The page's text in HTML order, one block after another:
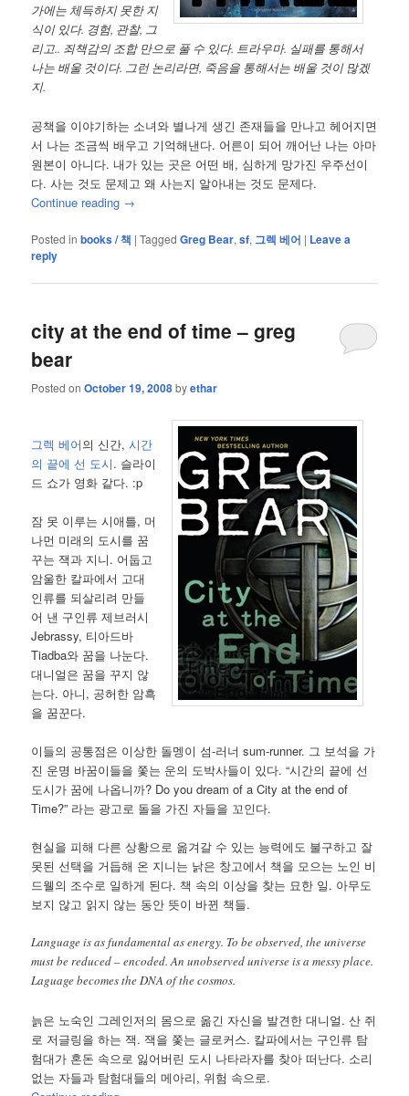
가에는 체득하지 못한 지
식이 있다. 경험, 관찰, 그
리고.. 죄책감의 조합 만으로 풀 수 있다. 트라우마. 실패를 통해서
나는 배울 것이다. 그런 논리라면, 죽음을 통해서는 배울 것이 많겠
지.
공책을 이야기하는 소녀와 별나게 생긴 존재들을 만나고 헤어지면
서 나는 조금씩 배우고 기억해낸다. 어른이 되어 깨어난 나는 아마
원본이 아니다. 내가 있는 곳은 어떤 배, 심하게 망가진 우주선이
다. 사는 것도 문제고 왜 사는지 알아내는 것도 문제다.
Continue reading →
Posted in books / 책 |Tagged Greg Bear,sf, 그렉 베어 | Leave a
reply
city at the end of time – greg
bear
Posted onOctober 19, 2008byethar
그렉 베어의 신간,시간
의 끝에 선 도시. 슬라이
드 쇼가 영화 같다. :p
잠 못 이루는 시애틀, 머
나먼 미래의 도시를 꿈
꾸는 잭과 지니. 어둡고
암울한 칼파에서 고대
인류를 되살리려 만들
어 낸 구인류 제브러시
Jebrassy, 티아드바
Tiadba와 꿈을 나눈다.
대니얼은 꿈을 꾸지 않
는다. 아니, 공허한 암흑
을 꿈꾼다.
이들의 공통점은 이상한 돌멩이 섬-러너 sum-runner. 그 보석을 가
진 운명 바꿈이들을 쫓는 운의 도박사들이 있다. “시간의 끝에 선
도시가 꿈에 나옵니까? Do you dream of a City at the end of
Time?” 라는 광고로 돌을 가진 자들을 꼬인다.
현실을 피해 다른 상황으로 옮겨갈 수 있는 능력에도 불구하고 잘
못된 선택을 거듭해 온 지니는 낡은 창고에서 책을 모으는 노인 비
드웰의 조수로 일하게 된다. 책 속의 이상을 찾는 묘한 일. 아무도
보지 않고 읽지 않는 동안 뜻이 바뀐 책들.
Language is as fundamental as energy. To be observed, the universe
must be reduced – encoded. An unobserved universe is a messy place.
Laguage becomes the DNA of the cosmos.
늙은 노숙인 그레인저의 몸으로 옮긴 자신을 발견한 대니얼. 산 쥐
로 저글링을 하는 잭. 잭을 쫓는 글로커스. 칼파에서는 구인류 탐
험대가 혼돈 속으로 잃어버린 도시 나타라자를 찾아 떠난다. 소리
없는 자들과 탐험대들의 메아리, 위험 속으로.